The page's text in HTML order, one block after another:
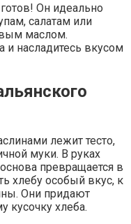
Он идеально
салатам или
маслом.
и насладитесь вкусом
лежит тесто,
муки. В руках
превращается в
хлебу особый вкус, к
Они придают
кусочку хлеба.